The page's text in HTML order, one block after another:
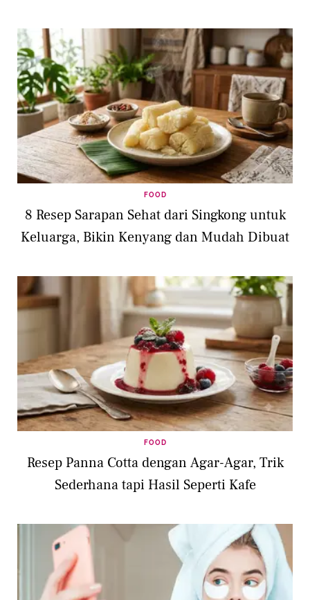
FOOD
8 Resep Sarapan Sehat dari Singkong untuk
Keluarga, Bikin Kenyang dan Mudah Dibuat
FOOD
Resep Panna Cotta dengan Agar-Agar, Trik
Sederhana tapi Hasil Seperti Kafe